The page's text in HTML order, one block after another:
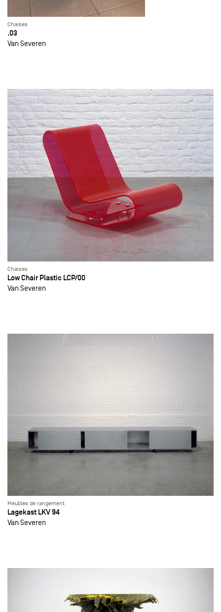
Chaises
.03
Van Severen
Chaises
Low Chair Plastic LCP/00
Van Severen
Meubles de rangement
Lagekast LKV 94
Van Severen